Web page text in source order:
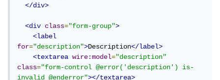
</div>
<div class="form-group">
<label
for="description">Description</label>
<textarea
wire:model="description"
class="form-control @error('description') is-
invalid @enderror"></textarea>